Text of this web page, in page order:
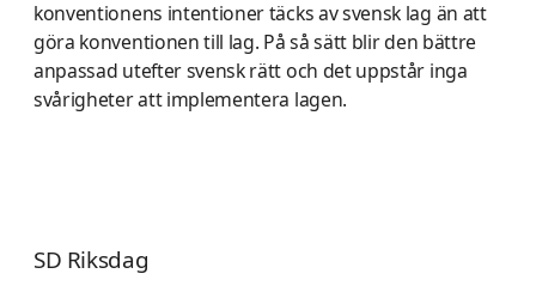
konventionens intentioner täcks av svensk lag än att
göra konventionen till lag. På så sätt blir den bättre
anpassad utefter svensk rätt och det uppstår inga
svårigheter att implementera lagen.
SD Riksdag